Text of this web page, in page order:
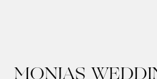
MONJAS